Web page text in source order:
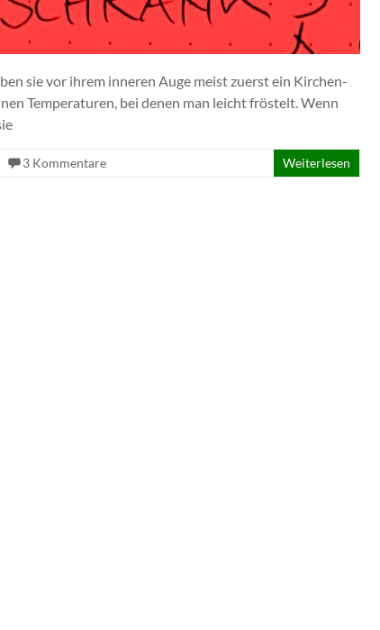
sie vor ihrem inneren Auge meist zuerst ein Kirchen-
Temperaturen, bei denen man leicht fröstelt. Wenn
3 Kommentare Weiterlesen